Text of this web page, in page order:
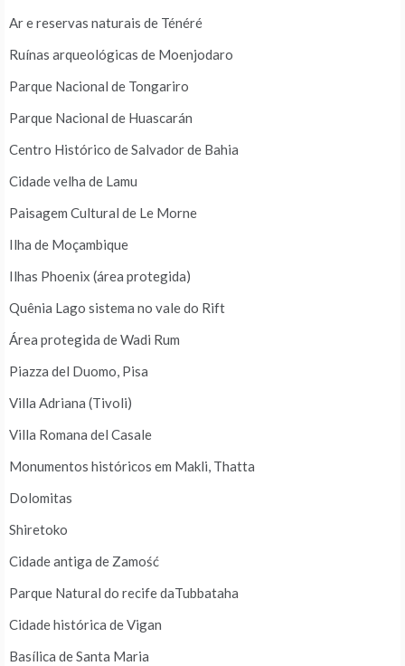
Ar e reservas naturais de Ténéré
Ruínas arqueológicas de Moenjodaro
Parque Nacional de Tongariro
Parque Nacional de Huascarán
Centro Histórico de Salvador de Bahia
Cidade velha de Lamu
Paisagem Cultural de Le Morne
Ilha de Moçambique
Ilhas Phoenix (área protegida)
Quênia Lago sistema no vale do Rift
Área protegida de Wadi Rum
Piazza del Duomo, Pisa
Villa Adriana (Tivoli)
Villa Romana del Casale
Monumentos históricos em Makli, Thatta
Dolomitas
Shiretoko
Cidade antiga de Zamość
Parque Natural do recife daTubbataha
Cidade histórica de Vigan
Basílica de Santa Maria